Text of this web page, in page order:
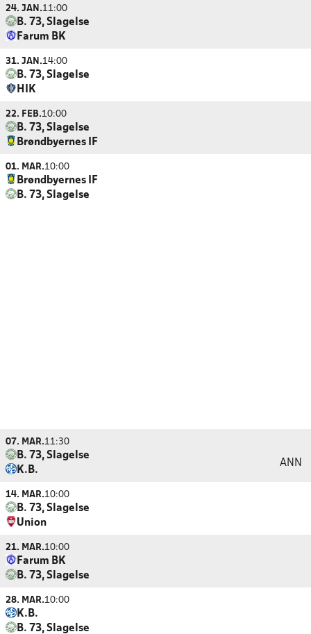
24. JAN.11:00
B. 73, Slagelse
Farum BK
31. JAN.14:00
B. 73, Slagelse
HIK
22. FEB.10:00
B. 73, Slagelse
Brøndbyernes IF
01. MAR.10:00
Brøndbyernes IF
B. 73, Slagelse
07. MAR.11:30
B. 73, Slagelse
K.B.
ANN
14. MAR.10:00
B. 73, Slagelse
Union
21. MAR.10:00
Farum BK
B. 73, Slagelse
28. MAR.10:00
K.B.
B. 73, Slagelse